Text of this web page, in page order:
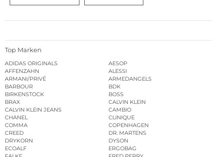
Top Marken
ADIDAS ORIGINALS
AESOP
AFFENZAHN
ALESSI
ARMANI/PRIVÉ
ARMEDANGELS
BARBOUR
BDK
BIRKENSTOCK
BOSS
BRAX
CALVIN KLEIN
CALVIN KLEIN JEANS
CAMBIO
CHANEL
CLINIQUE
COMMA
COPENHAGEN
CREED
DR. MARTENS
DRYKORN
DYSON
ECOALF
ERGOBAG